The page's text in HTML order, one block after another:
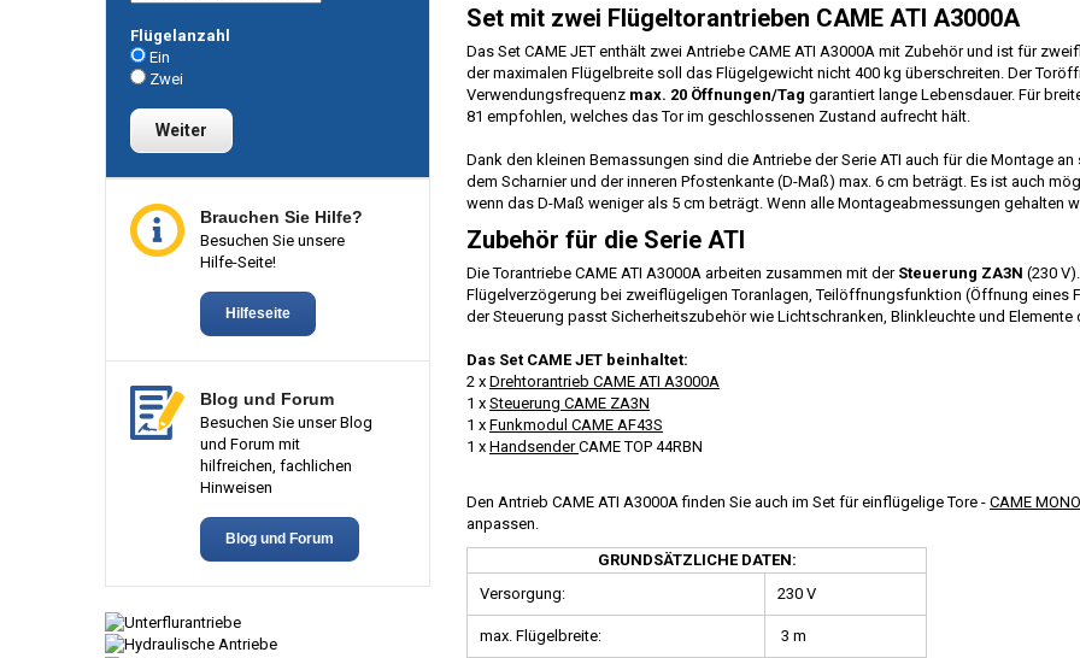
Flügelanzahl
Ein
Zwei
Weiter
Brauchen Sie Hilfe?
Besuchen Sie unsere
Hilfe-Seite!
Hilfeseite
Blog und Forum
Besuchen Sie unser Blog
und Forum mit
hilfreichen, fachlichen
Hinweisen
Blog und Forum
Set mit zwei Flügeltorantrieben CAME ATI A3000A
Das Set CAME JET enthält zwei Antriebe CAME ATI A3000A mit Zubehör und ist für
der maximalen Flügelbreite soll das Flügelgewicht nicht 400 kg überschreiten. Der
Verwendungsfrequenz max. 20 Öffnungen/Tag garantiert lange Lebensdauer. Für
81 empfohlen, welches das Tor im geschlossenen Zustand aufrecht hält.
Dank den kleinen Bemassungen sind die Antriebe der Serie ATI auch für die Montage
dem Scharnier und der inneren Pfostenkante (D-Maß) max. 6 cm beträgt. Es ist auch
wenn das D-Maß weniger als 5 cm beträgt. Wenn alle Montageabmessungen gehalten
Zubehör für die Serie ATI
Die Torantriebe CAME ATI A3000A arbeiten zusammen mit der Steuerung ZA3N (230
Flügelverzögerung bei zweiflügeligen Toranlagen, Teilöffnungsfunktion (Öffnung eines
der Steuerung passt Sicherheitszubehör wie Lichtschranken, Blinkleuchte und
Das Set CAME JET beinhaltet:
2 x Drehtorantrieb CAME ATI A3000A
1 x Steuerung CAME ZA3N
1 x Funkmodul CAME AF43S
1 x HandsenderCAME TOP 44RBN
Den Antrieb CAME ATI A3000A finden Sie auch im Set für einflügelige Tore - CAME
anpassen.
GRUNDSÄTZLICHE DATEN:
Versorgung:
230 V
max. Flügelbreite: 3 m